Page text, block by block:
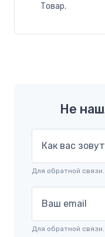
Товар.
Не
Как вас
Для обратной связи.
Ваш email
Для обратной связи.